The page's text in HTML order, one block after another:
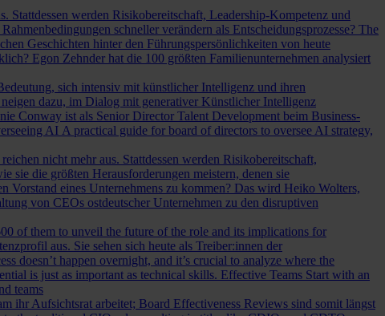
werden Risikobereitschaft, Leadership-Kompetenz und
schneller verändern als Entscheidungsprozesse? The
Geschichten hinter den Führungspersönlichkeiten von heute
Egon Zehnder hat die 100 größten Familienunternehmen analysiert
sich intensiv mit künstlicher Intelligenz und ihren
dazu, im Dialog mit generativer Künstlicher Intelligenz
Conway ist als Senior Director Talent Development beim Business-
AI A practical guide for board of directors to oversee AI strategy,
nicht mehr aus. Stattdessen werden Risikobereitschaft,
sie die größten Herausforderungen meistern, denen sie
Vorstand eines Unternehmens zu kommen? Das wird Heiko Wolters,
von CEOs ostdeutscher Unternehmen zu den disruptiven
of them to unveil the future of the role and its implications for
aus. Sie sehen sich heute als Treiber:innen der
doesn’t happen overnight, and it’s crucial to analyze where the
is just as important as technical skills. Effective Teams Start with an
teams
Aufsichtsrat arbeitet; Board Effectiveness Reviews sind somit längst